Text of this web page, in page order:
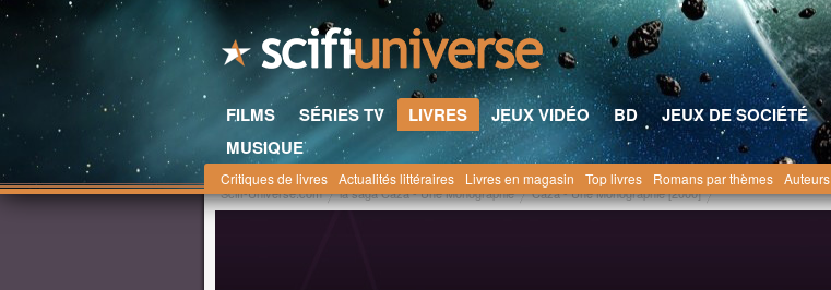
FILMS SÉRIES TV LIVRES JEUX VIDÉO BD
JEUX DE SOCIÉTÉ
MUSIQUE
Critiques de livres Actualités littéraires Livres en magasin Top livres Romans par thèmes Auteurs
Scifi-Universe.com la saga Caza - Une Monographie Caza - Une Monographie [2000]